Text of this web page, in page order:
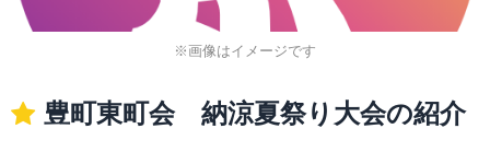
※画像はイメージです
豊町東町会 納涼夏祭り大会の紹介